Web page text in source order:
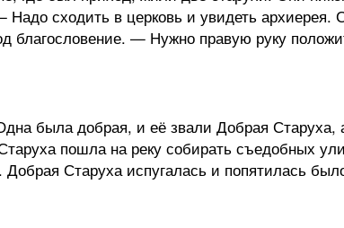
сходить в церковь и увидеть архиерея.
благословение. — Нужно правую руку
была добрая, и её звали Добрая Старуха,
пошла на реку собирать съедобных
Добрая Старуха испугалась и попятилась